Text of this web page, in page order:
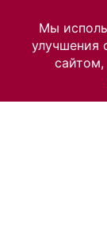
Мы
улучшения
сайтом,